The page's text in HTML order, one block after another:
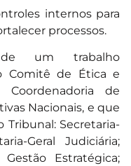
internos para
processos.
um trabalho
Comitê de Ética e
de
Nacionais, e que
Tribunal: Secretaria-
Geral Judiciária;
Estratégica;